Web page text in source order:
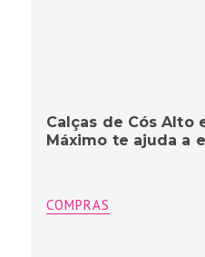
Calças de Cós Alto
Máximo te ajuda a
COMPRAS